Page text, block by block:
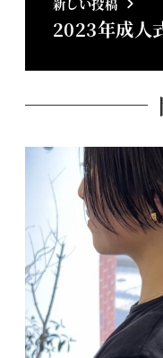
2023年成人